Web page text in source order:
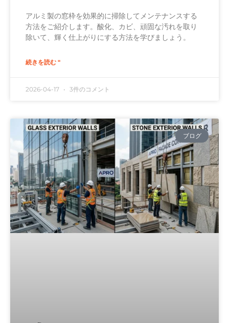
アルミ製の窓枠を効果的に掃除してメンテナンスする
方法をご紹介します。酸化、カビ、頑固な汚れを取り
除いて、輝く仕上がりにする方法を学びましょう。
続きを読む "
2026-04-17 3件のコメント
ブログ